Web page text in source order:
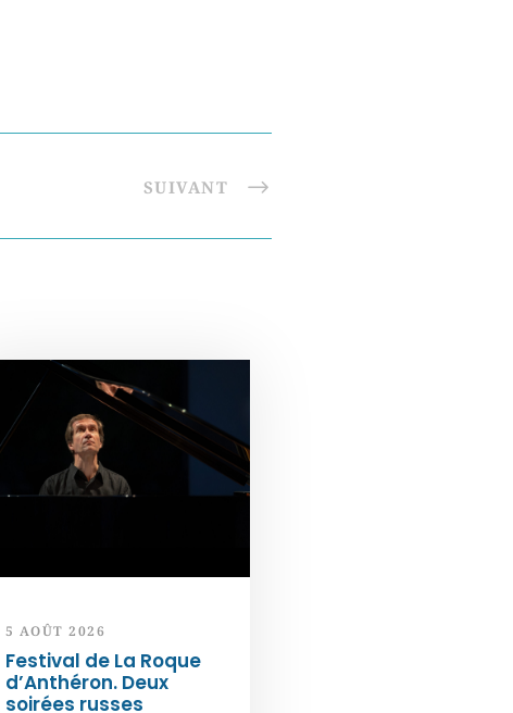
SUIVANT
5 AOÛT 2026
Festival de La Roque
d’Anthéron. Deux
soirées russes